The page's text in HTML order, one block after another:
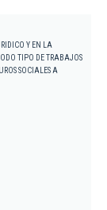
Y EN LA
TIPO DE TRABAJOS
SOCIALES A